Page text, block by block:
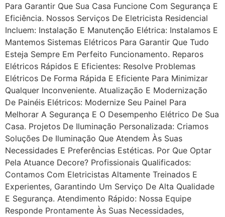
Para Garantir Que Sua Casa Funcione Com Segurança E
Eficiência. Nossos Serviços De Eletricista Residencial
Incluem: Instalação E Manutenção Elétrica: Instalamos E
Mantemos Sistemas Elétricos Para Garantir Que Tudo
Esteja Sempre Em Perfeito Funcionamento. Reparos
Elétricos Rápidos E Eficientes: Resolve Problemas
Elétricos De Forma Rápida E Eficiente Para Minimizar
Qualquer Inconveniente. Atualização E Modernização
De Painéis Elétricos: Modernize Seu Painel Para
Melhorar A Segurança E O Desempenho Elétrico De Sua
Casa. Projetos De Iluminação Personalizada: Criamos
Soluções De Iluminação Que Atendem Às Suas
Necessidades E Preferências Estéticas. Por Que Optar
Pela Atuance Decore? Profissionais Qualificados:
Contamos Com Eletricistas Altamente Treinados E
Experientes, Garantindo Um Serviço De Alta Qualidade
E Segurança. Atendimento Rápido: Nossa Equipe
Responde Prontamente Às Suas Necessidades,